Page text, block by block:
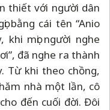
thiết với người dân
bằng cái tên “Anio
khi mọi người nghe
đã nghe ra thành
Từ khi theo chồng,
nhà một lần, cô
đến cuối đời. Đôi